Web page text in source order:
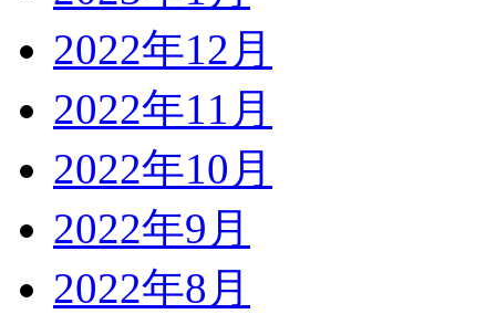
2022年12月
2022年11月
2022年10月
2022年9月
2022年8月